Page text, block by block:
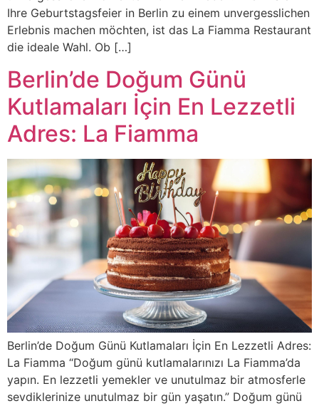
Ihre Geburtstagsfeier in Berlin zu einem unvergesslichen
Erlebnis machen möchten, ist das La Fiamma Restaurant
die ideale Wahl. Ob […]
Berlin’de Doğum Günü
Kutlamaları İçin En Lezzetli
Adres: La Fiamma
Berlin’de Doğum Günü Kutlamaları İçin En Lezzetli Adres:
La Fiamma “Doğum günü kutlamalarınızı La Fiamma’da
yapın. En lezzetli yemekler ve unutulmaz bir atmosferle
sevdiklerinize unutulmaz bir gün yaşatın.” Doğum günü